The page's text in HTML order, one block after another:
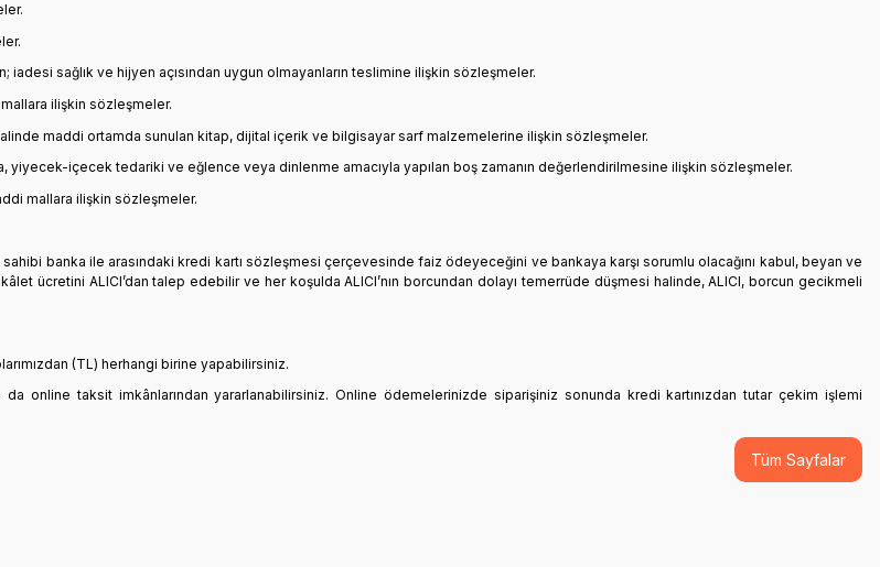
sağlık ve hijyen açısından uygun olmayanların teslimine ilişkin sözleşmeler.
mallara ilişkin sözleşmeler.
maddi ortamda sunulan kitap, dijital içerik ve bilgisayar sarf malzemelerine ilişkin sözleşmeler.
yiyecek-içecek tedariki ve eğlence veya dinlenme amacıyla yapılan boş zamanın değerlendirilmesine ilişkin sözleşmeler.
mallara ilişkin sözleşmeler.
banka ile arasındaki kredi kartı sözleşmesi çerçevesinde faiz ödeyeceğini ve bankaya karşı sorumlu olacağını kabul, beyan ve
ücretini ALICI’dan talep edebilir ve her koşulda ALICI’nın borcundan dolayı temerrüde düşmesi halinde, ALICI, borcun gecikmeli
(TL) herhangi birine yapabilirsiniz.
online taksit imkânlarından yararlanabilirsiniz. Online ödemelerinizde siparişiniz sonunda kredi kartınızdan tutar çekim işlemi
Tüm Sayfalar